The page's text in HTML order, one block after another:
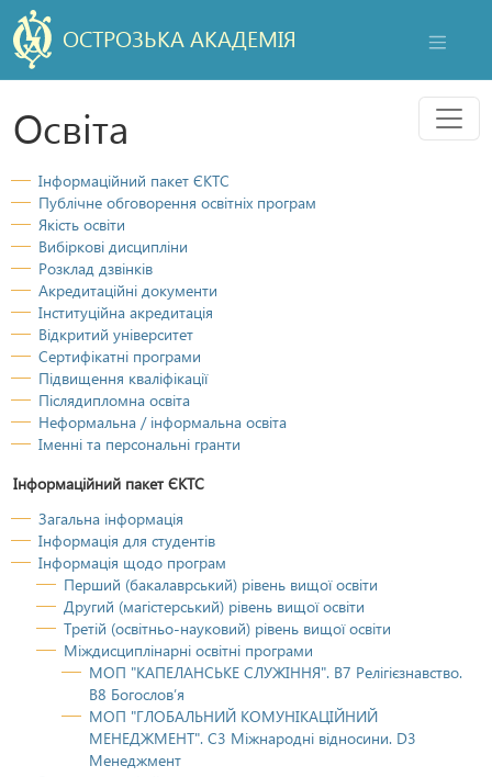
ОСТРОЗЬКА АКАДЕМІЯ
Освіта Меню
Інформаційний пакет ЄКТС
Публічне обговорення освітніх програм
Якість освіти
Вибіркові дисципліни
Розклад дзвінків
Акредитаційні документи
Інституційна акредитація
Відкритий університет
Сертифікатні програми
Підвищення кваліфікації
Післядипломна освіта
Неформальна / інформальна освіта
Іменні та персональні гранти
Інформаційний пакет ЄКТС
Загальна інформація
Інформація для студентів
Інформація щодо програм
Перший (бакалаврський) рівень вищої освіти
Другий (магістерський) рівень вищої освіти
Третій (освітньо-науковий) рівень вищої освіти
Міждисциплінарні освітні програми
МОП "КАПЕЛАНСЬКЕ СЛУЖІННЯ". B7 Релігієзнавство.
В8 Богослов’я
МОП "ГЛОБАЛЬНИЙ КОМУНІКАЦІЙНИЙ
МЕНЕДЖМЕНТ". C3 Міжнародні відносини. D3
Менеджмент